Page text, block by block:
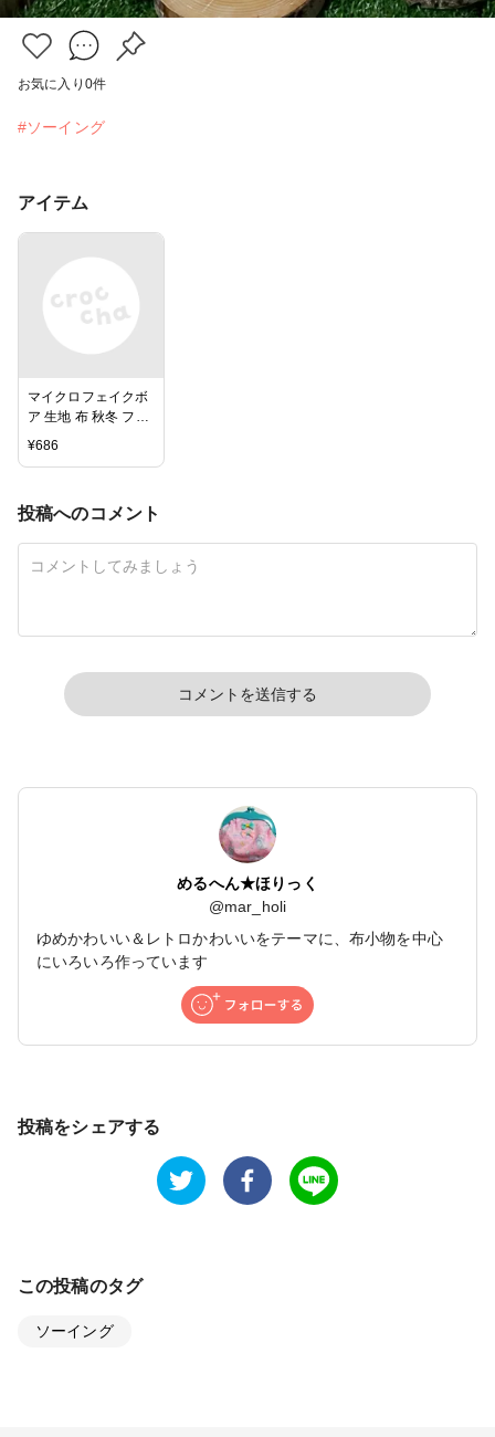
お気に入り 0件
#ソーイング
アイテム
マイクロフェイクボ
ア 生地 布 秋冬 ファ
ー エコファー フェ
¥686
投稿へのコメント
コメントを送信する
めるへん★ほりっく
@mar_holi
ゆめかわいい＆レトロかわいいをテーマに、布小物を中心
にいろいろ作っています
投稿をシェアする
この投稿のタグ
ソーイング